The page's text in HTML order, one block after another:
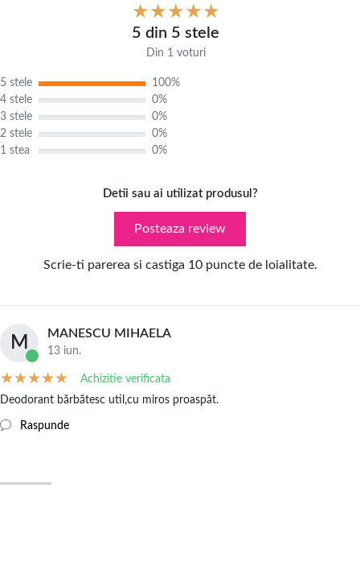
5 din 5 stele
Din 1 voturi
5 stele
100%
4 stele
0%
3 stele
0%
2 stele
0%
1 stea
0%
Detii sau ai utilizat produsul?
Posteaza review
Scrie-ti parerea si castiga 10 puncte de loialitate.
M MANESCU MIHAELA
13 iun.
Achizitie verificata
Deodorant bărbătesc util,cu miros proaspăt.
Raspunde